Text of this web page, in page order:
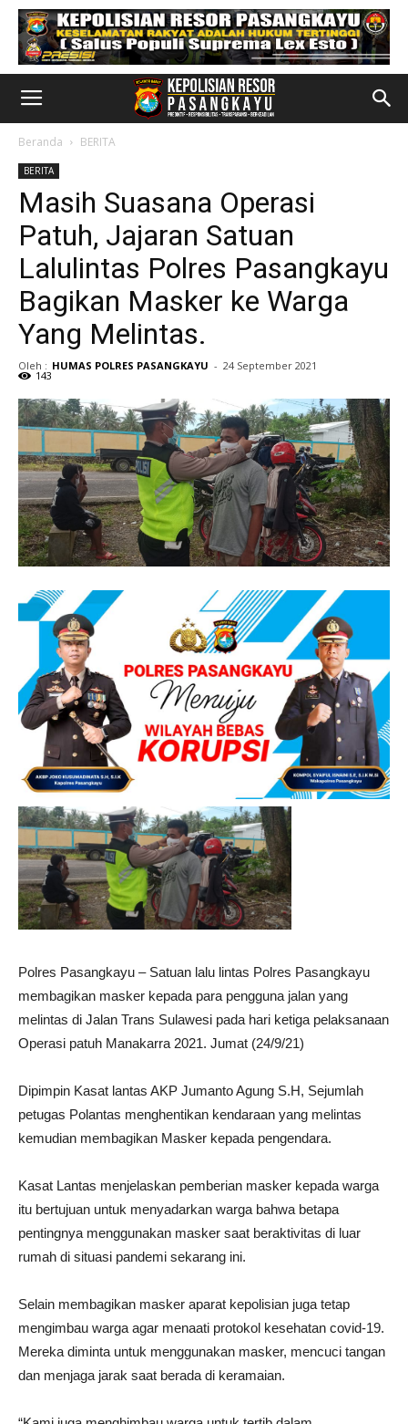
Beranda BERITA
BERITA
Masih Suasana Operasi
Patuh, Jajaran Satuan
Lalulintas Polres Pasangkayu
Bagikan Masker ke Warga
Yang Melintas.
Oleh : HUMAS POLRES PASANGKAYU - 24 September 2021
143
Polres Pasangkayu – Satuan lalu lintas Polres Pasangkayu
membagikan masker kepada para pengguna jalan yang
melintas di Jalan Trans Sulawesi pada hari ketiga pelaksanaan
Operasi patuh Manakarra 2021. Jumat (24/9/21)
Dipimpin Kasat lantas AKP Jumanto Agung S.H, Sejumlah
petugas Polantas menghentikan kendaraan yang melintas
kemudian membagikan Masker kepada pengendara.
Kasat Lantas menjelaskan pemberian masker kepada warga
itu bertujuan untuk menyadarkan warga bahwa betapa
pentingnya menggunakan masker saat beraktivitas di luar
rumah di situasi pandemi sekarang ini.
Selain membagikan masker aparat kepolisian juga tetap
mengimbau warga agar menaati protokol kesehatan covid-19.
Mereka diminta untuk menggunakan masker, mencuci tangan
dan menjaga jarak saat berada di keramaian.